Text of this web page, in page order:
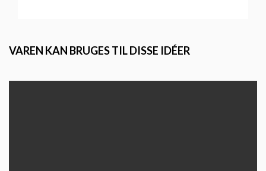
VAREN KAN BRUGES TIL DISSE IDÉER